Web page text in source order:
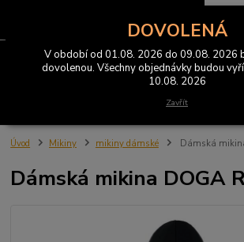
Úvod Mikiny mikiny dámské Dámská
Dámská mikina DOGA
DOVOLENÁ
V období od 01.08. 2026 do 09.08. 2026
dovolenou. Všechny objednávky budou
10.08. 2026
Zavřít